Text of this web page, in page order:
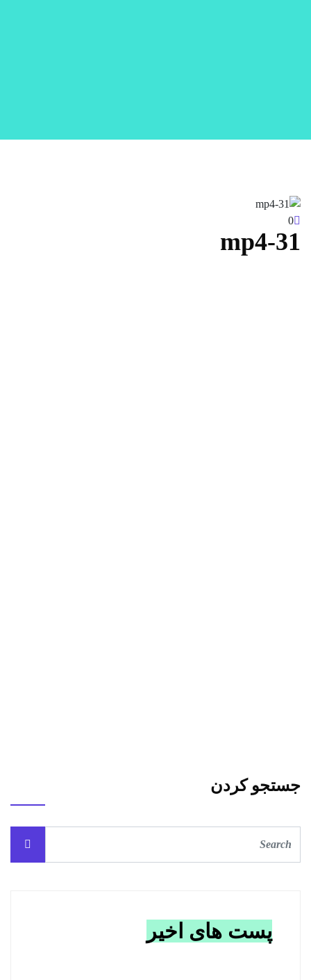
0
31-mp4
جستجو کردن
پست های اخیر